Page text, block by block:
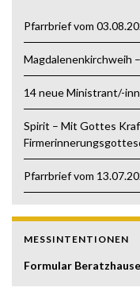
Pfarrbrief vom
Magdalenenkirchweih
14 neue Ministrant/-
Spirit – Mit Gottes
Pfarrbrief vom
MESSINTENTIONEN
Formular